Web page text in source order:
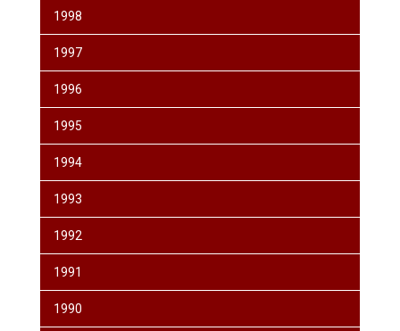
1998
1997
1996
1995
1994
1993
1992
1991
1990